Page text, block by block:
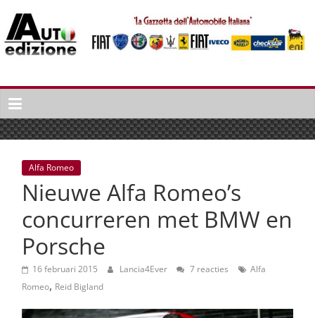
naar
inhoud
Auto
Edizione
La
Gazetta
dell'Automobile
Italiana
autonieuws
lifestyle
Alfa Romeo
Nieuwe Alfa Romeo’s
concurreren met BMW en
Porsche
16 februari 2015 Lancia4Ever 7 reacties
Alfa
Romeo, Reid Bigland